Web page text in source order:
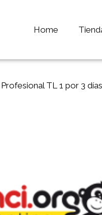
Home
TL 1 por 3 días